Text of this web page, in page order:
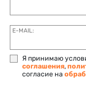
E-MAIL:
Я принимаю
соглашения,
согласие на